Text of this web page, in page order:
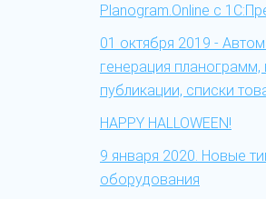
Planogram.Online c
01 октября 2019 -
генерация
публикации, списки
HAPPY HALLOWEEN!
9 января 2020. Новые
оборудования